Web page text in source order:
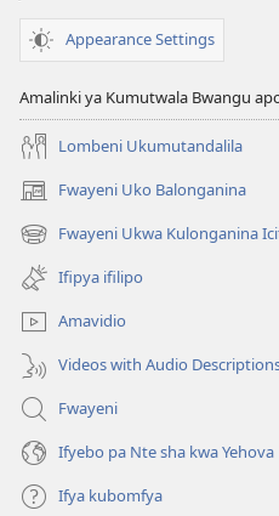
Appearance Settings
Amalinki ya Kumutwala Bwangu
Lombeni Ukumutandalila
Fwayeni Uko Balonganina
(yalaisula
na
imbi)
Fwayeni Ukwa Kulonganina
(yalaisula
na
imbi)
Ifipya ifilipo
Amavidio
Videos with Audio
Fwayeni
Ifyebo pa Nte sha kwa Yehova
Ifya kubomfya